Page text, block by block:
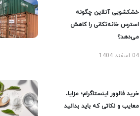
خشکشویی آنلاین چگونه
استرس خانه‌تکانی را کاهش
می‌دهد؟
04 اسفند 1404
خرید فالوور اینستاگرام؛ مزایا،
معایب و نکاتی که باید بدانید